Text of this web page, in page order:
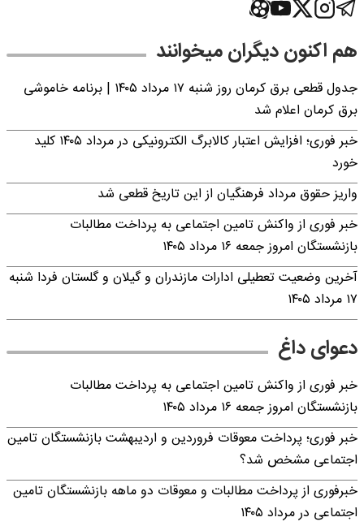
هم اکنون دیگران میخوانند
جدول قطعی برق کرمان روز شنبه ۱۷ مرداد ۱۴۰۵ | برنامه خاموشی
برق کرمان اعلام شد
خبر فوری؛ افزایش اعتبار کالابرگ الکترونیکی در مرداد ۱۴۰۵ کلید
خورد
واریز حقوق مرداد فرهنگیان از این تاریخ قطعی شد
خبر فوری از واکنش تامین اجتماعی به پرداخت مطالبات
بازنشستگان امروز جمعه ۱۶ مرداد ۱۴۰۵
آخرین وضعیت تعطیلی ادارات مازندران و گیلان و گلستان فردا شنبه
۱۷ مرداد ۱۴۰۵
دعوای داغ
خبر فوری از واکنش تامین اجتماعی به پرداخت مطالبات
بازنشستگان امروز جمعه ۱۶ مرداد ۱۴۰۵
خبر فوری؛ پرداخت معوقات فروردین و اردیبهشت بازنشستگان تامین
اجتماعی مشخص شد؟
خبرفوری از پرداخت مطالبات و معوقات دو ماهه بازنشستگان تامین
اجتماعی در مرداد ۱۴۰۵